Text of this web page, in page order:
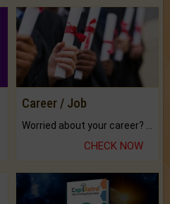
Career / Job
CHECK NOW